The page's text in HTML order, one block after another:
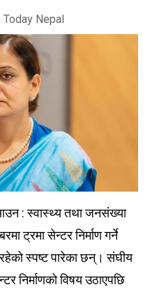
Today Nepal
: स्वास्थ्य तथा जनसंख्या
ट्रमा सेन्टर निर्माण गर्ने
स्पष्ट पारेका छन्। संघीय
निर्माणको विषय उठाएपछि